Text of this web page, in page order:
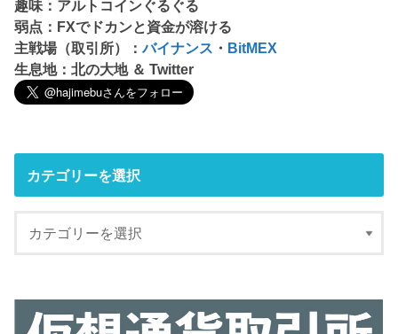
趣味：アルトコインぐるぐる
弱点：FXでドカンと資金が溶ける
主戦場（取引所）：バイナンス ・ BitMEX
生息地：北の大地 ＆ Twitter
カテゴリーを選択